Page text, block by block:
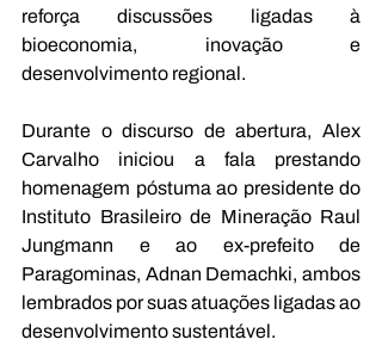
reforça discussões ligadas à
bioeconomia, inovação e
desenvolvimento regional.
Durante o discurso de abertura, Alex
Carvalho iniciou a fala prestando
homenagem póstuma ao presidente do
Instituto Brasileiro de Mineração Raul
Jungmann e ao ex-prefeito de
Paragominas, Adnan Demachki, ambos
lembrados por suas atuações ligadas ao
desenvolvimento sustentável.